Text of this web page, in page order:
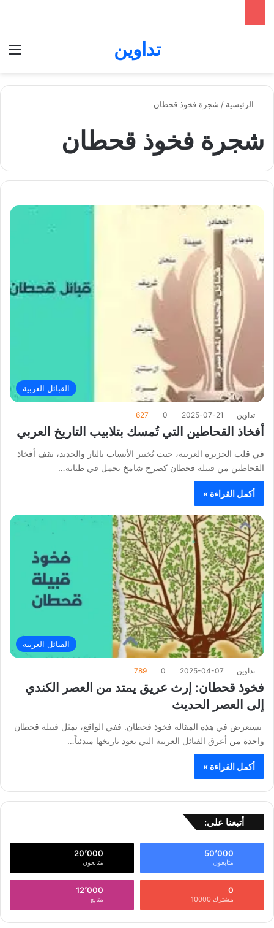
تداوين
الرئيسية / شجرة فخوذ قحطان
شجرة فخوذ قحطان
القبائل العربية
تداوين 2025-07-21
0
627
أفخاذ القحاطين التي تُمسك بتلابيب التاريخ العربي
في قلب الجزيرة العربية، حيث تُختبر الأنساب بالنار والحديد، تقف أفخاذ
القحاطين من قبيلة قحطان كصرح شامخ يحمل في طياته…
أكمل القراءة »
القبائل العربية
تداوين 2025-04-07
0
789
فخوذ قحطان: إرث عريق يمتد من العصر الكندي
إلى العصر الحديث
نستعرض في هذه المقالة فخوذ قحطان. ففي الواقع، تمثل قبيلة قحطان
واحدة من أعرق القبائل العربية التي يعود تاريخها مبدئياً…
أكمل القراءة »
أتبعنا على:
50٬000
متابعون
20٬000
متابعون
0
مشترك 10000
12٬000
متابع